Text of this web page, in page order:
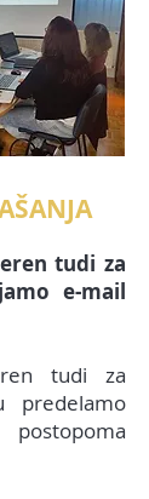
tudi za
e-mail
tudi za
predelamo